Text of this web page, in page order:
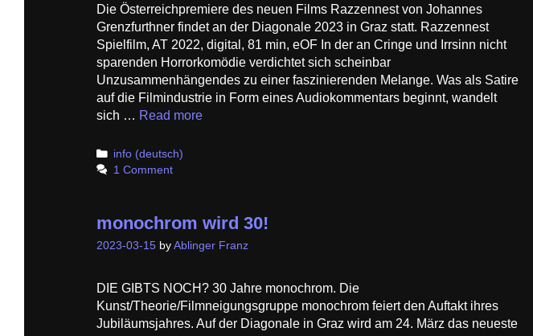
Die Österreichpremiere des neuen Films Razzennest von Johannes
Grenzfurthner findet an der Diagonale 2023 in Graz statt. Razzennest
Spielfilm, AT 2022, digital, 81 min, eOF In der an Cringe und Irrsinn nicht
sparenden Horrorkomödie verdichtet sich scheinbar
Unzusammenhängendes zu einer faszinierenden Melange. Was als Satire
auf die Filmindustrie in Form eines Audiokommentars beginnt, wandelt
sich … Read more
Categories
info (deutsch)
1 Comment
monochrom wird 30!
2023-03-15 by Ablinger Franz
DIE GIBTS NOCH? 30 Jahre monochrom. Die
Kunst/Theorie/Filmneigungsgruppe monochrom feiert den Auftakt ihres
Jubiläumsjahres. Auf der Diagonale in Graz wird am 24. März das neueste